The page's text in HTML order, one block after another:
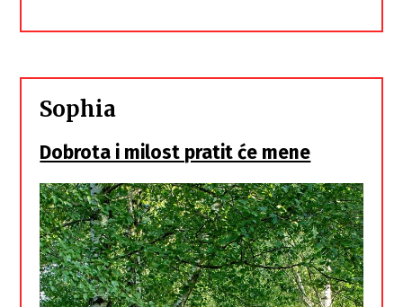
Sophia
Dobrota i milost pratit će mene